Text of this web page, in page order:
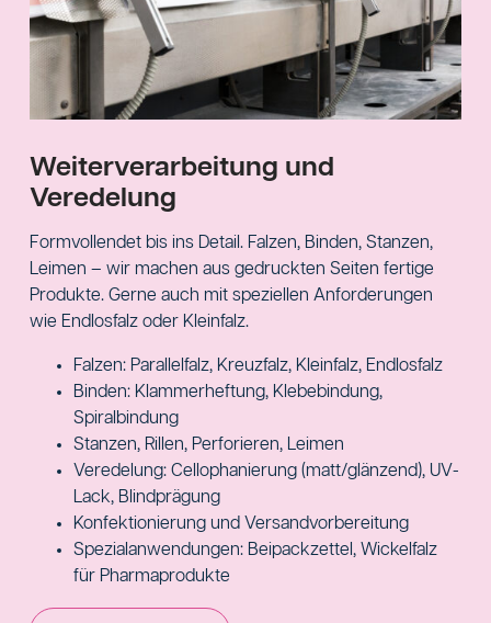
Weiterverarbeitung und
Veredelung
Formvollendet bis ins Detail. Falzen, Binden, Stanzen,
Leimen – wir machen aus gedruckten Seiten fertige
Produkte. Gerne auch mit speziellen Anforderungen
wie Endlosfalz oder Kleinfalz.
Falzen: Parallelfalz, Kreuzfalz, Kleinfalz, Endlosfalz
Binden: Klammerheftung, Klebebindung,
Spiralbindung
Stanzen, Rillen, Perforieren, Leimen
Veredelung: Cellophanierung (matt/glänzend), UV-
Lack, Blindprägung
Konfektionierung und Versandvorbereitung
Spezialanwendungen: Beipackzettel, Wickelfalz
für Pharmaprodukte